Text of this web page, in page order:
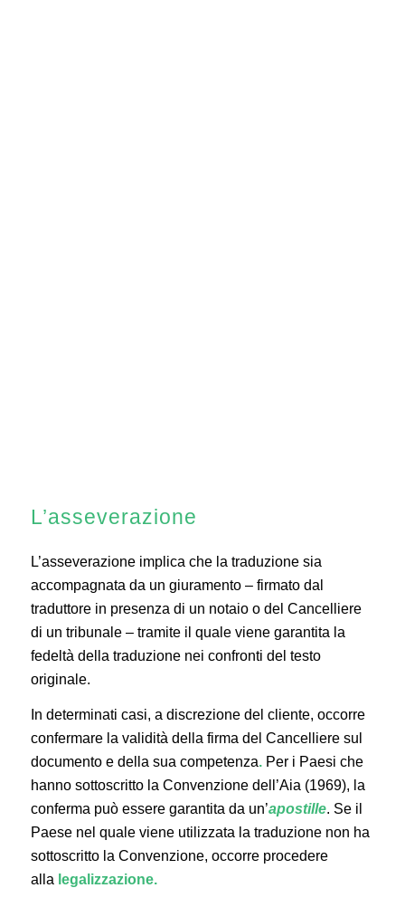
L’asseverazione
L’asseverazione implica che la traduzione sia
accompagnata da un giuramento – firmato dal
traduttore in presenza di un notaio o del Cancelliere
di un tribunale – tramite il quale viene garantita la
fedeltà della traduzione nei confronti del testo
originale.
In determinati casi, a discrezione del cliente, occorre
confermare la validità della firma del Cancelliere sul
documento e della sua competenza.Per i Paesi che
hanno sottoscritto la Convenzione dell’Aia (1969), la
conferma può essere garantita da un’apostille. Se il
Paese nel quale viene utilizzata la traduzione non ha
sottoscritto la Convenzione, occorre procedere
alla legalizzazione.